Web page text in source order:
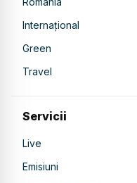
Internațional
Green
Travel
Servicii
Live
Emisiuni